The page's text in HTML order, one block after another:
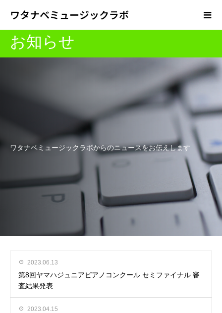
ワタナベミュージックラボ
お知らせ
ワタナベミュージックラボからのニュースをお伝えします
2023.06.13
第8回ヤマハジュニアピアノコンクール セミファイナル 審
査結果発表
2023.04.15